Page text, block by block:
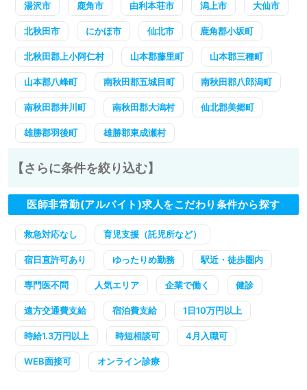
湯沢市 鹿角市 由利本荘市 潟上市 大仙市
北秋田市 にかほ市 仙北市 鹿角郡小坂町
北秋田郡上小阿仁村 山本郡藤里町 山本郡三種町
山本郡八峰町 南秋田郡五城目町 南秋田郡八郎潟町
南秋田郡井川町 南秋田郡大潟村 仙北郡美郷町
雄勝郡羽後町 雄勝郡東成瀬村
【さらに条件を絞り込む】
医師非常勤(アルバイト)求人をこだわり条件から探す
救急対応なし 育児支援（託児所など）
宿日直許可あり ゆったりめ勤務 駅近・徒歩圏内
専門医不問 人気エリア 企業で働く 健診
遠方交通費支給 宿泊費支給 1日10万円以上
時給1.3万円以上 時短相談可 4月入職可
WEB面接可 オンライン診療